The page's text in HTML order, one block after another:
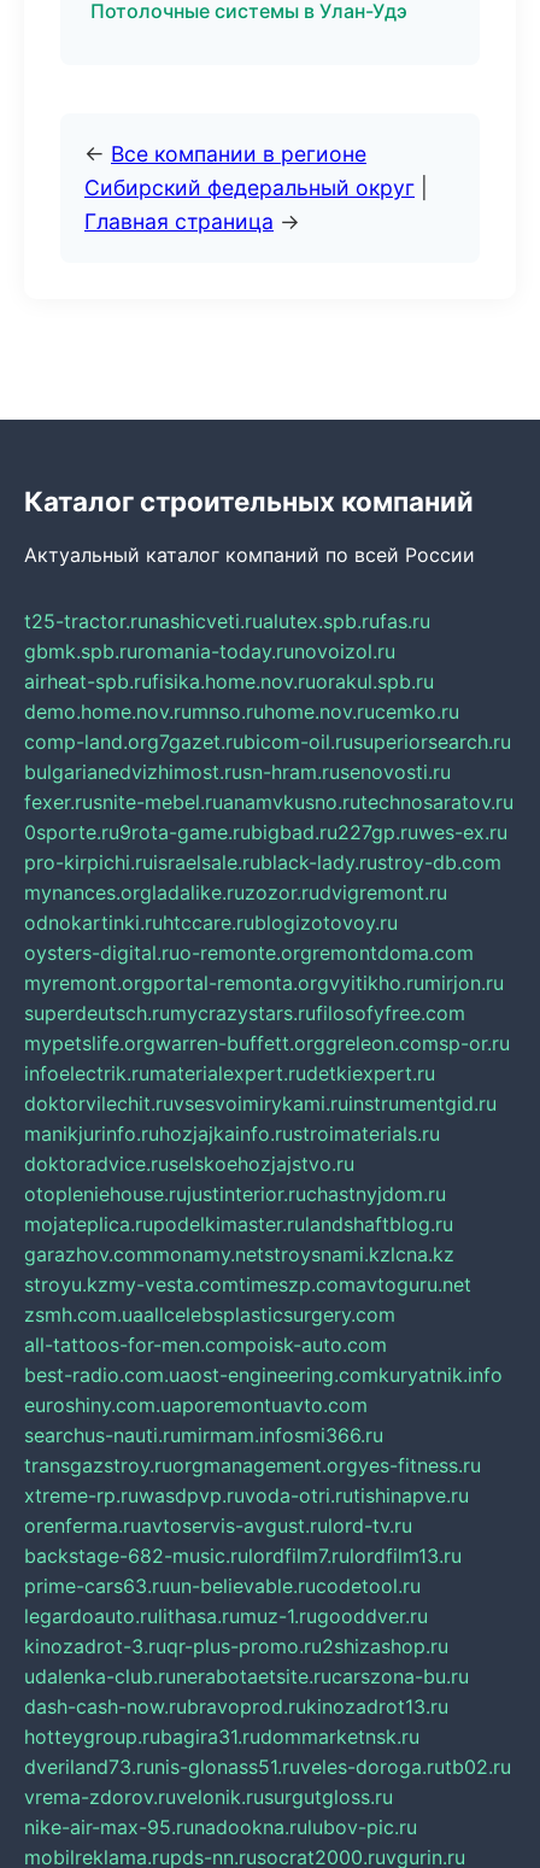
Потолочные системы в Улан-Удэ
← Все компании в регионе
Сибирский федеральный округ
Главная страница →
Каталог строительных компаний
Актуальный каталог компаний по всей России
t25-tractor.runashicveti.rualutex.spb.rufas.ru
gbmk.spb.ruromania-today.runovoizol.ru
airheat-spb.rufisika.home.nov.ruorakul.spb.ru
demo.home.nov.rumnso.ruhome.nov.rucemko.ru
comp-land.org7gazet.rubicom-oil.rusuperiorsearch.ru
bulgarianedvizhimost.rusn-hram.rusenovosti.ru
fexer.rusnite-mebel.ruanamvkusno.rutechnosaratov.ru
0sporte.ru9rota-game.rubigbad.ru227gp.ruwes-ex.ru
pro-kirpichi.ruisraelsale.rublack-lady.rustroy-db.com
mynances.orgladalike.ruzozor.rudvigremont.ru
odnokartinki.ruhtccare.rublogizotovoy.ru
oysters-digital.ruo-remonte.orgremontdoma.com
myremont.orgportal-remonta.orgvyitikho.rumirjon.ru
superdeutsch.rumycrazystars.rufilosofyfree.com
mypetslife.orgwarren-buffett.orggreleon.comsp-or.ru
infoelectrik.rumaterialexpert.rudetkiexpert.ru
doktorvilechit.ruvsesvoimirykami.ruinstrumentgid.ru
manikjurinfo.ruhozjajkainfo.rustroimaterials.ru
doktoradvice.ruselskoehozjajstvo.ru
otopleniehouse.rujustinterior.ruchastnyjdom.ru
mojateplica.rupodelkimaster.rulandshaftblog.ru
garazhov.commonamy.netstroysnami.kzlcna.kz
stroyu.kzmy-vesta.comtimeszp.comavtoguru.net
zsmh.com.uaallcelebsplasticsurgery.com
all-tattoos-for-men.compoisk-auto.com
best-radio.com.uaost-engineering.comkuryatnik.info
euroshiny.com.uaporemontuavto.com
searchus-nauti.rumirmam.infosmi366.ru
transgazstroy.ruorgmanagement.orgyes-fitness.ru
xtreme-rp.ruwasdpvp.ruvoda-otri.rutishinapve.ru
orenferma.ruavtoservis-avgust.rulord-tv.ru
backstage-682-music.rulordfilm7.rulordfilm13.ru
prime-cars63.ruun-believable.rucodetool.ru
legardoauto.rulithasa.rumuz-1.rugooddver.ru
kinozadrot-3.ruqr-plus-promo.ru2shizashop.ru
udalenka-club.runerabotaetsite.rucarszona-bu.ru
dash-cash-now.rubravoprod.rukinozadrot13.ru
hotteygroup.rubagira31.rudommarketnsk.ru
dveriland73.runis-glonass51.ruveles-doroga.rutb02.ru
vrema-zdorov.ruvelonik.rusurgutgloss.ru
nike-air-max-95.runadookna.rulubov-pic.ru
mobilreklama.rupds-nn.rusocrat2000.ruvgurin.ru